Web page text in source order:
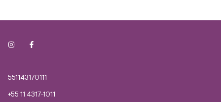
551143170111
+55 11 4317-1011